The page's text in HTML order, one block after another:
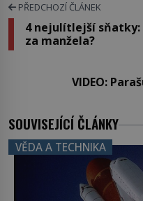
PŘEDCHOZÍ ČLÁNEK
4 nejulítlejší
za manžela?
VIDEO:
SOUVISEJÍCÍ ČLÁNKY
VĚDA A TECHNIKA